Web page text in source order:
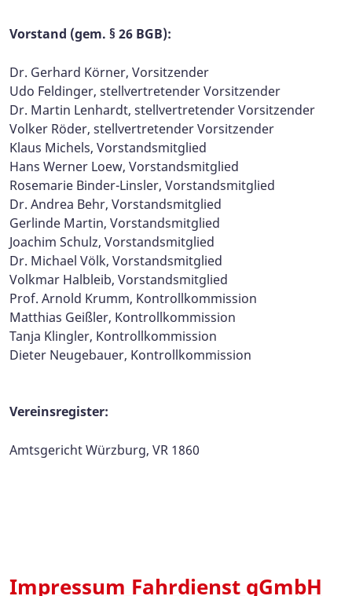
Vorstand (gem. § 26 BGB):
Dr. Gerhard Körner, Vorsitzender
Udo Feldinger, stellvertretender Vorsitzender
Dr. Martin Lenhardt, stellvertretender Vorsitzender
Volker Röder, stellvertretender Vorsitzender
Klaus Michels, Vorstandsmitglied
Hans Werner Loew, Vorstandsmitglied
Rosemarie Binder-Linsler, Vorstandsmitglied
Dr. Andrea Behr, Vorstandsmitglied
Gerlinde Martin, Vorstandsmitglied
Joachim Schulz, Vorstandsmitglied
Dr. Michael Völk, Vorstandsmitglied
Volkmar Halbleib, Vorstandsmitglied
Prof. Arnold Krumm, Kontrollkommission
Matthias Geißler, Kontrollkommission
Tanja Klingler, Kontrollkommission
Dieter Neugebauer, Kontrollkommission
Vereinsregister:
Amtsgericht Würzburg, VR 1860
Impressum Fahrdienst gGmbH